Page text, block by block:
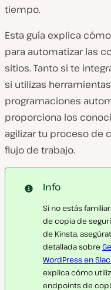
tiempo.
Esta guía explica
para automatizar las
sitios. Tanto si te
si utilizas
programaciones
proporciona los
agilizar tu proceso de
flujo de trabajo.
Info
Si no estás
de copia de
de Kinsta,
detallada sobre
WordPress en
explica cómo
endpoints de